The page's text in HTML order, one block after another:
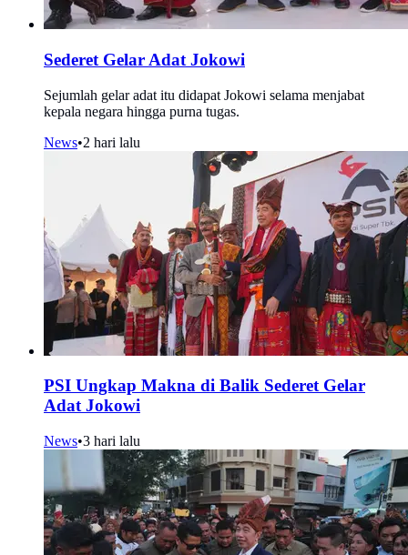
Sederet Gelar Adat Jokowi
Sejumlah gelar adat itu didapat Jokowi selama menjabat
kepala negara hingga purna tugas.
News•2 hari lalu
PSI Ungkap Makna di Balik Sederet Gelar
Adat Jokowi
News•3 hari lalu